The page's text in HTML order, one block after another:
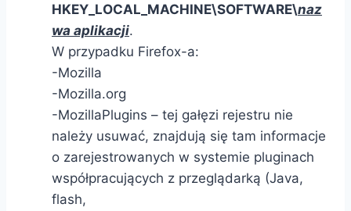
HKEY_LOCAL_MACHINE\SOFTWARE\naz
wa aplikacji.
W przypadku Firefox-a:
-Mozilla
-Mozilla.org
-MozillaPlugins – tej gałęzi rejestru nie
należy usuwać, znajdują się tam informacje
o zarejestrowanych w systemie pluginach
współpracujących z przeglądarką (Java,
flash,